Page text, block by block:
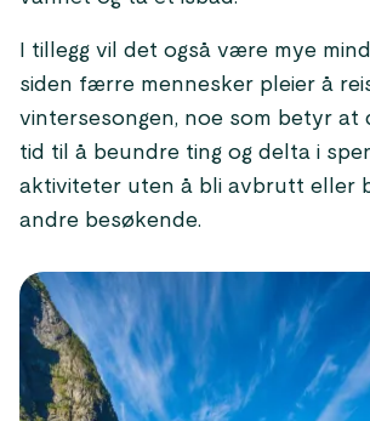
I tillegg vil det også være mye
siden færre mennesker pleier å
vintersesongen, noe som betyr at
tid til å beundre ting og delta i
aktiviteter uten å bli avbrutt eller
andre besøkende.